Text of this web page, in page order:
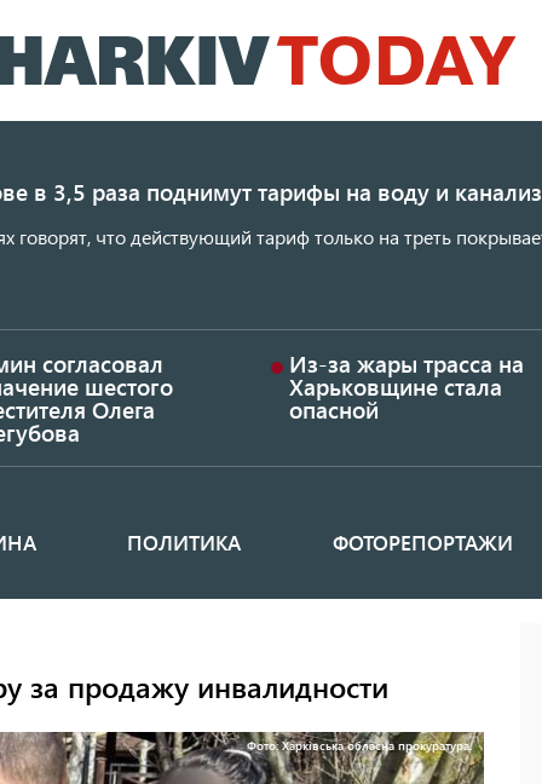
к
основному
в 3,5 раза поднимут тарифы на воду и
говорят, что действующий тариф только на треть
согласовал
шестого
Олега
Из-за жары трасса на
Харьковщине стала
опасной
ПОЛИТИКА ФОТОРЕПОРТАЖИ
за продажу инвалидности
Фото: Харківська обласна прокуратура.